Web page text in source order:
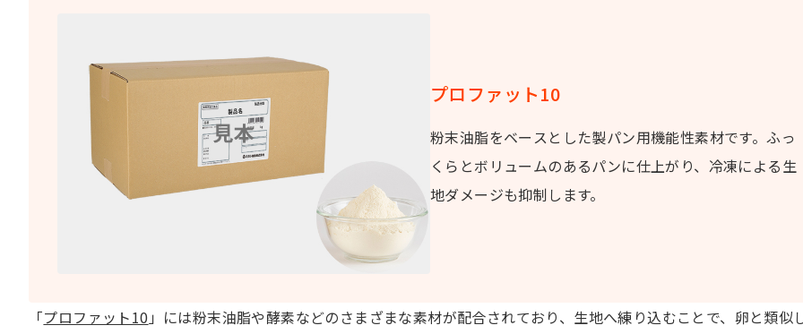
プロファット10
粉末油脂をベースとした製パン用機能性素材です。ふっ
くらとボリュームのあるパンに仕上がり、冷凍による生
地ダメージも抑制します。
「プロファット10 」には粉末油脂や酵素などのさまざまな素材が配合されており、生地へ練り込むことで、卵と類似